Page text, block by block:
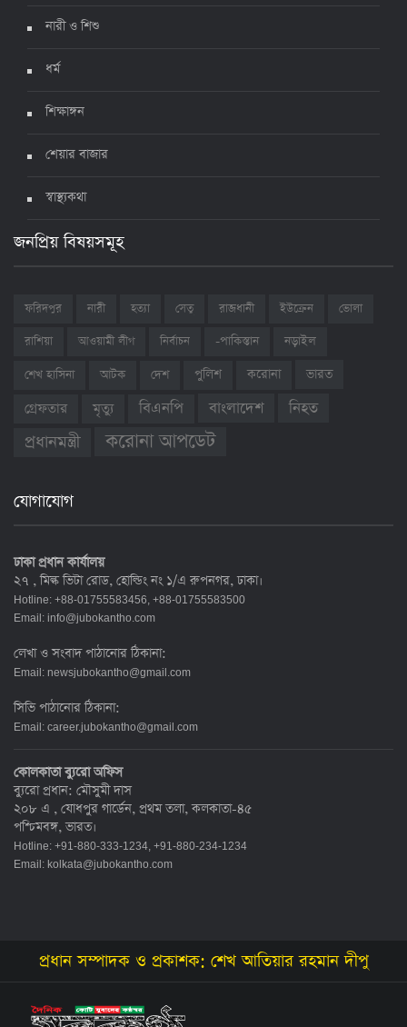
নারী ও শিশু
ধর্ম
শিক্ষাঙ্গন
শেয়ার বাজার
স্বাস্থ্যকথা
জনপ্রিয় বিষয়সমূহ
ফরিদপুর নারী হত্যা সেতু রাজধানী ইউক্রেন
ভোলা
রাশিয়া
আওয়ামী লীগ নির্বাচন -পাকিস্তান নড়াইল
শেখ হাসিনা আটক দেশ পুলিশ করোনা
ভারত
গ্রেফতার
মৃত্যু বিএনপি বাংলাদেশ নিহত
প্রধানমন্ত্রী করোনা আপডেট
যোগাযোগ
ঢাকা প্রধান কার্যালয়
২৭ , মিল্ক ভিটা রোড, হোল্ডিং নং ১/এ রুপনগর, ঢাকা।
Hotline: +88-01755583456, +88-01755583500
Email: info@jubokantho.com
লেখা ও সংবাদ পাঠানোর ঠিকানা:
Email: newsjubokantho@gmail.com
সিভি পাঠানোর ঠিকানা:
Email: career.jubokantho@gmail.com
কোলকাতা ব্যুরো অফিস
ব্যুরো প্রধান: মৌসুমী দাস
২০৮ এ , যোধপুর গার্ডেন, প্রথম তলা, কলকাতা-৪৫
পশ্চিমবঙ্গ, ভারত।
Hotline: +91-880-333-1234, +91-880-234-1234
Email: kolkata@jubokantho.com
প্রধান সম্পাদক ও প্রকাশক: শেখ আতিয়ার রহমান দীপু